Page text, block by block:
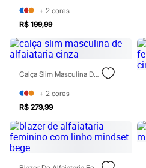
Vestidos
Masculino
Dia dos Pais
Inverno
Roupas
Bermudas
Camisas
Calças
Camisetas e Regatas
Casacos e Jaquetas
Jeans
Polos
Acessórios
+ 2 cores
R$ 199,99
Calça Slim Masculina De Alfaiataria Cinza
+ 2 cores
R$ 279,99